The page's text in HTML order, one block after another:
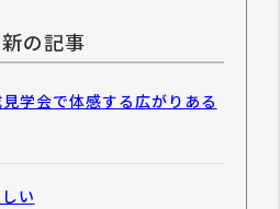
の記事
学会で体感する広がりある
い